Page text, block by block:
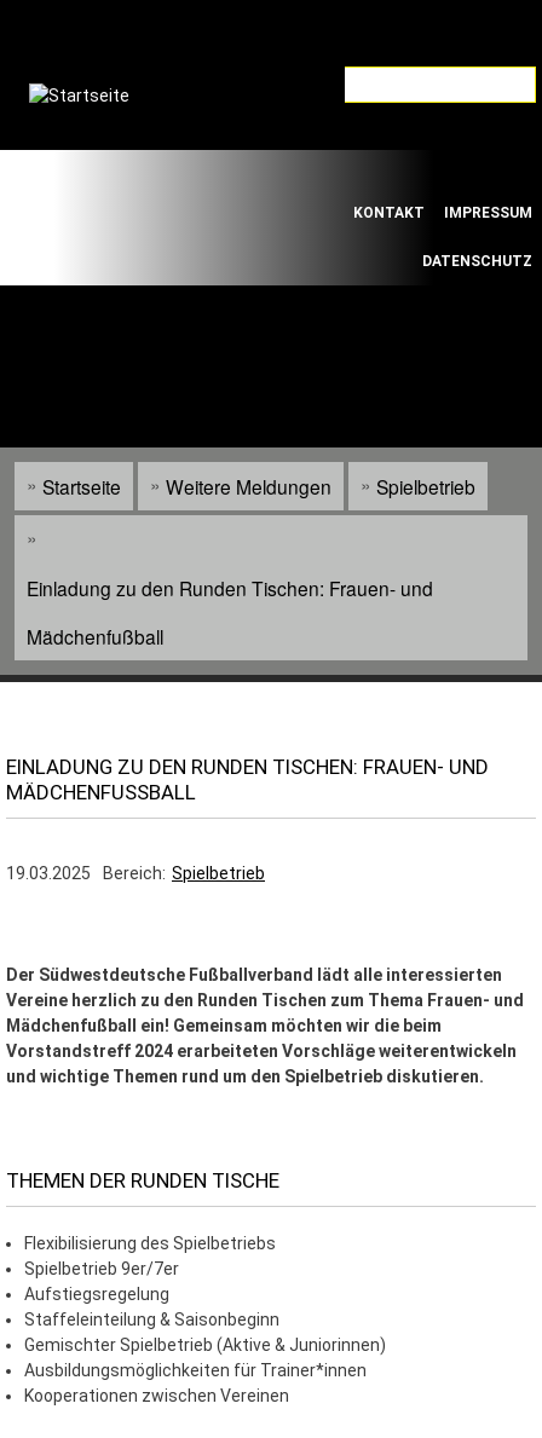
KONTAKT IMPRESSUM
DATENSCHUTZ
Pfadnavigation
Startseite Weitere Meldungen Spielbetrieb
Einladung zu den Runden Tischen: Frauen- und
Mädchenfußball
EINLADUNG ZU DEN RUNDEN TISCHEN: FRAUEN- UND
MÄDCHENFUSSBALL
19.03.2025 Bereich Spielbetrieb
Der Südwestdeutsche Fußballverband lädt alle interessierten
Vereine herzlich zu den Runden Tischen zum Thema Frauen- und
Mädchenfußball ein! Gemeinsam möchten wir die beim
Vorstandstreff 2024 erarbeiteten Vorschläge weiterentwickeln
und wichtige Themen rund um den Spielbetrieb diskutieren.
THEMEN DER RUNDEN TISCHE
Flexibilisierung des Spielbetriebs
Spielbetrieb 9er/7er
Aufstiegsregelung
Staffeleinteilung & Saisonbeginn
Gemischter Spielbetrieb (Aktive & Juniorinnen)
Ausbildungsmöglichkeiten für Trainer*innen
Kooperationen zwischen Vereinen